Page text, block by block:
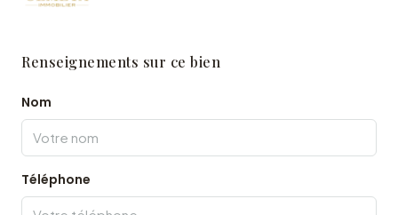
Renseignements sur ce bien
Nom
Téléphone